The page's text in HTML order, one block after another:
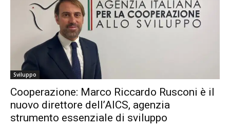
Sviluppo
Cooperazione: Marco Riccardo Rusconi è il
nuovo direttore dell’AICS, agenzia
strumento essenziale di sviluppo